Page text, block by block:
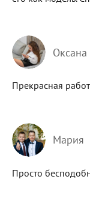
Оксана
Прекрасная
Мария
Просто